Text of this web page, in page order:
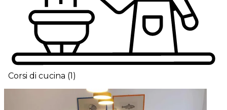
Corsi di cucina (1)